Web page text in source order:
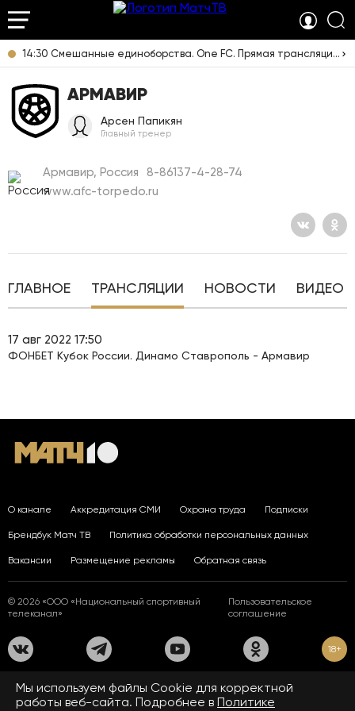
14:30 Смешанные единоборства. One FC. Прямая трансляция из Таиланда
АРМАВИР
Арсен Папикян
Главный тренер
Армавир, Россия
8-86137-4-28-74
www.afc-torpedo.ru
ГЛАВНОЕ ТРАНСЛЯЦИИ НОВОСТИ ВИДЕО
17 авг 2022 17:50
ФОНБЕТ Кубок России. Динамо Ставрополь - Армавир
О канале Аккредитация СМИ Охрана труда Подписки
Брендбук Матч ТВ Политика обработки персональных данных
Вакансии Размещение рекламы Обратная связь
© 2026 «ООО «Национальный спортивный
телеканал»
Пользовательское
соглашение
18+
На сайте применяются рекомендательные технологии. Подробнее
Правилах применения рекомендательных технологий.
Мы используем файлы Сookie для корректной
работы веб-сайта. Подробнее в Политике